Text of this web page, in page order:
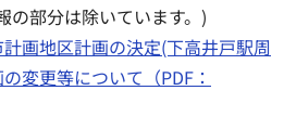
の部分は除いています。)
画地区計画の決定(下高井戸駅周
変更等について（PDF：